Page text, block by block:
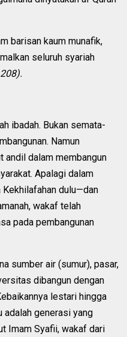
barisan kaum munafik,
seluruh syariah
ibadah. Bukan semata-
Namun
andil dalam membangun
Apalagi dalam
dulu—dan
wakaf telah
pada pembangunan
sumber air (sumur), pasar,
dibangun dengan
lestari hingga
adalah generasi yang
Imam Syafii, wakaf dari